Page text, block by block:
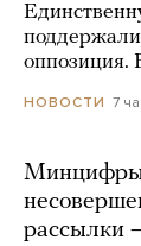
оппозиция.
НОВОСТИ 7
Минцифры
рассылки